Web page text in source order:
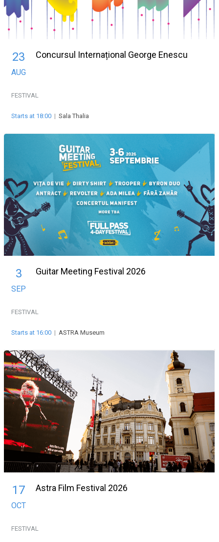
23
AUG
Concursul Internațional George Enescu
FESTIVAL
Starts at 18:00 | Sala Thalia
3
SEP
Guitar Meeting Festival 2026
FESTIVAL
Starts at 16:00 | ASTRA Museum
17
OCT
Astra Film Festival 2026
FESTIVAL